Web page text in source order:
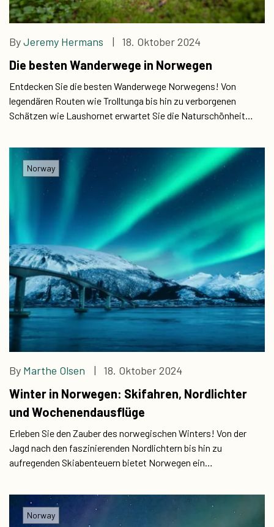
ByJeremy Hermans | 18. Oktober 2024
Die besten Wanderwege in Norwegen
Entdecken Sie die besten Wanderwege Norwegens! Von
legendären Routen wie Trolltunga bis hin zu verborgenen
Schätzen wie Laushornet erwartet Sie die Naturschönheit
Norway
By Marthe Olsen | 18. Oktober 2024
Winter in Norwegen: Skifahren, Nordlichter
und Wochenendausflüge
Erleben Sie den Zauber des norwegischen Winters! Von der
Jagd nach den faszinierenden Nordlichtern bis hin zu
aufregenden Skiabenteuern bietet Norwegen ein
Norway